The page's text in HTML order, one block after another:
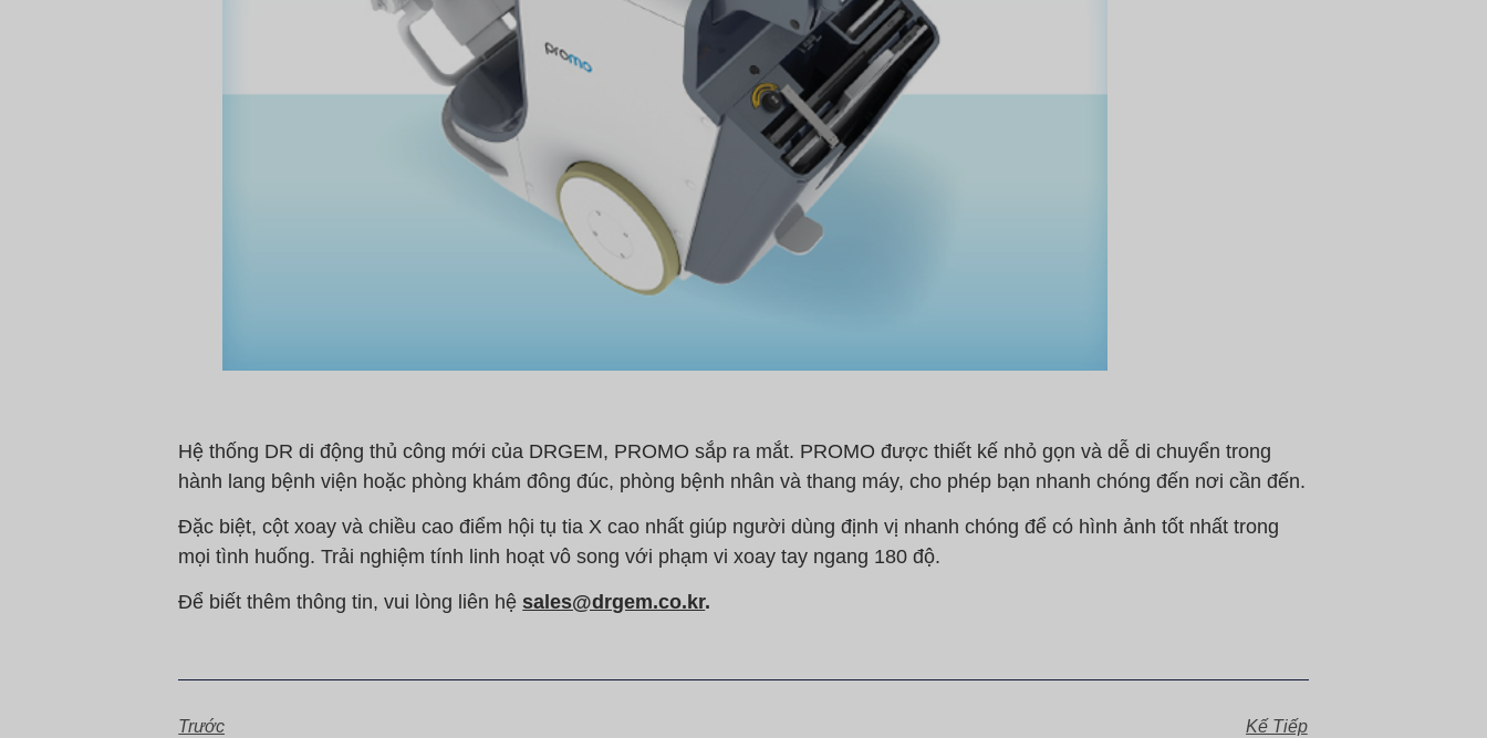
Hệ thống DR di động thủ công mới của DRGEM, PROMO sắp ra mắt. PROMO được thiết kế nhỏ gọn và dễ di chuyển trong
hành lang bệnh viện hoặc phòng khám đông đúc, phòng bệnh nhân và thang máy, cho phép bạn nhanh chóng đến nơi cần đến.
Đặc biệt, cột xoay và chiều cao điểm hội tụ tia X cao nhất giúp người dùng định vị nhanh chóng để có hình ảnh tốt nhất trong
mọi tình huống. Trải nghiệm tính linh hoạt vô song với phạm vi xoay tay ngang 180 độ.
Để biết thêm thông tin, vui lòng liên hệsales@drgem.co.kr.
Trước Kế Tiếp